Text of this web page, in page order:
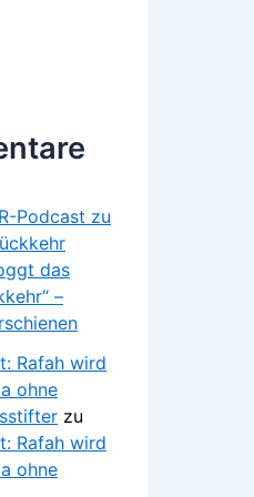
Podcast zu
das
–
Rafah wird
ohne
zu
Rafah wird
ohne